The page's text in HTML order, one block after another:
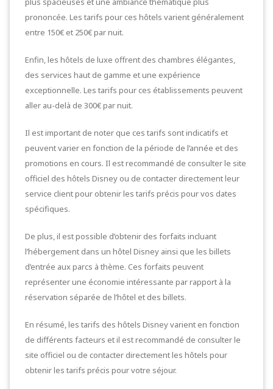
prononcée. Les tarifs pour ces hôtels varient généralement
entre 150€ et 250€ par nuit.
Enfin, les hôtels de luxe offrent des chambres élégantes,
des services haut de gamme et une expérience
exceptionnelle. Les tarifs pour ces établissements peuvent
aller au-delà de 300€ par nuit.
Il est important de noter que ces tarifs sont indicatifs et
peuvent varier en fonction de la période de l’année et des
promotions en cours. Il est recommandé de consulter le site
officiel des hôtels Disney ou de contacter directement leur
service client pour obtenir les tarifs précis pour vos dates
spécifiques.
De plus, il est possible d’obtenir des forfaits incluant
l’hébergement dans un hôtel Disney ainsi que les billets
d’entrée aux parcs à thème. Ces forfaits peuvent
représenter une économie intéressante par rapport à la
réservation séparée de l’hôtel et des billets.
En résumé, les tarifs des hôtels Disney varient en fonction
de différents facteurs et il est recommandé de consulter le
site officiel ou de contacter directement les hôtels pour
obtenir les tarifs précis pour votre séjour.